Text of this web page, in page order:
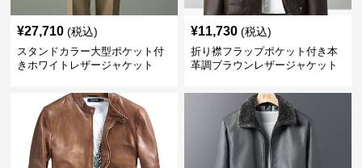
¥27,710 (税込)
スタンドカラー大型ポケット付
きホワイトレザージャケット
¥11,730 (税込)
折り襟フラップポケット付き本
革調ブラウンレザージャケット